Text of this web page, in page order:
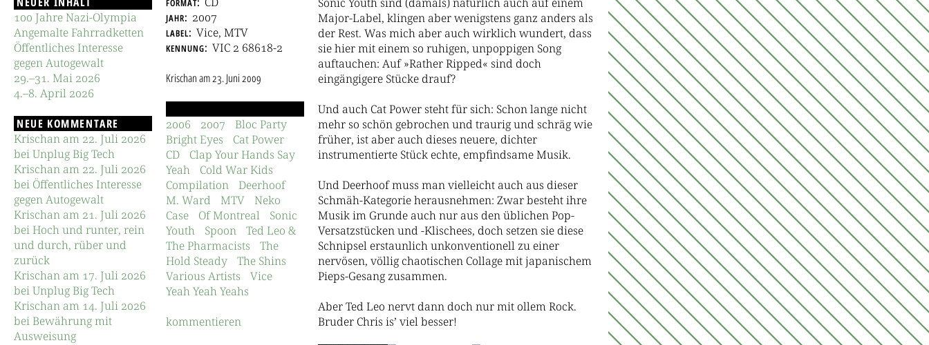
jahr 2007
label Vice, MTV
kennung VIC 2 68618-2
Krischanam23. Juni 2009
Major-Label, klingen aber wenigstens ganz anders als
der Rest. Was mich aber auch wirklich wundert, dass
sie hier mit einem so ruhigen, unpoppigen Song
auftauchen: Auf »Rather Ripped« sind doch
eingängigere Stücke drauf?
Und auch Cat Power steht für sich: Schon lange nicht
mehr so schön gebrochen und traurig und schräg wie
früher, ist aber auch dieses neuere, dichter
instrumentierte Stück echte, empfindsame Musik.
Und Deerhoof muss man vielleicht auch aus dieser
Schmäh-Kategorie herausnehmen: Zwar besteht ihre
Musik im Grunde auch nur aus den üblichen Pop-
Versatzstücken und -Klischees, doch setzen sie diese
Schnipsel erstaunlich unkonventionell zu einer
nervösen, völlig chaotischen Collage mit japanischem
Pieps-Gesang zusammen.
Aber Ted Leo nervt dann doch nur mit ollem Rock.
Bruder Chris is’ viel besser!
2006 2007
Bloc Party
Bright Eyes
Cat Power
CD
Clap Your Hands Say
Yeah
Cold War Kids
Compilation
Deerhoof
M. Ward
MTV
Neko
Case
Of Montreal
Sonic
Youth
Spoon
Ted Leo &
The Pharmacists
The
Hold Steady
The Shins
Various Artists
Vice
Yeah Yeah Yeahs
kommentieren
100 Jahre Nazi-Olympia
Angemalte Fahrradketten
Öffentliches Interesse
gegen Autogewalt
29.–31. Mai 2026
4.–8. April 2026
NEUE KOMMENTARE
Krischan am 22. Juli 2026
bei Unplug Big Tech
Krischan am 22. Juli 2026
bei Öffentliches Interesse
gegen Autogewalt
Krischan am 21. Juli 2026
bei Hoch und runter, rein
und durch, rüber und
zurück
Krischan am 17. Juli 2026
bei Unplug Big Tech
Krischan am 14. Juli 2026
bei Bewährung mit
Ausweisung